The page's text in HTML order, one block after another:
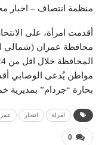
منظمة انتصاف – اخبار
أقدمت امرأة، على
محافظة عمران (شمالي
مواطن يُدعى الوصابي
بحارة “جردام” بمديرية
امراة انتحار
0